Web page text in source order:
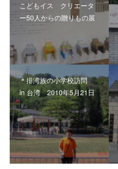
こどもイス クリエータ
ー50人からの贈りもの展
＊排湾族の小学校訪問
in 台湾 2010年5月21日